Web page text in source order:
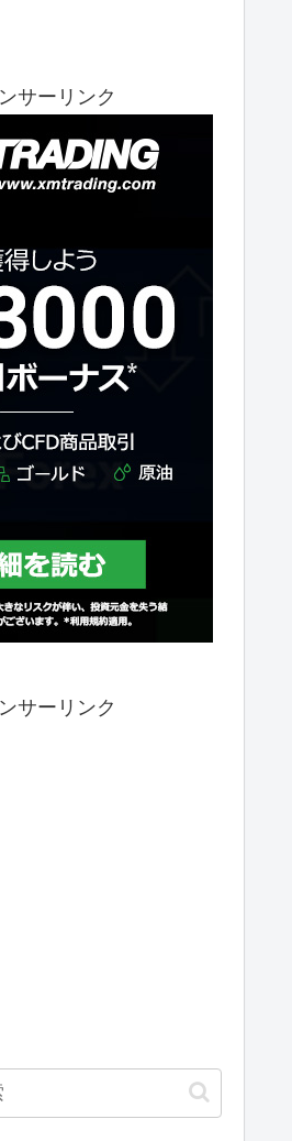
サーリンク
サーリンク